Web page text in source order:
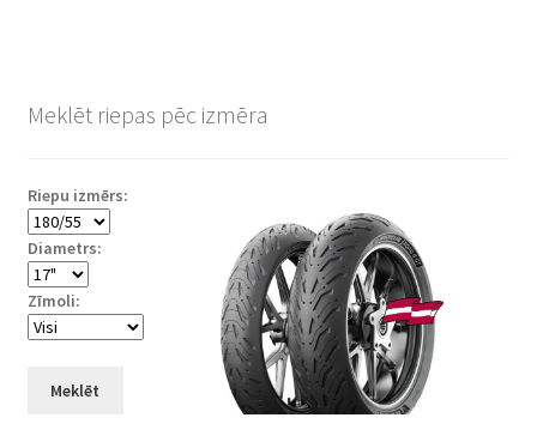
Meklēt riepas pēc izmēra
Riepu izmērs:
Diametrs:
Zīmoli:
Meklēt